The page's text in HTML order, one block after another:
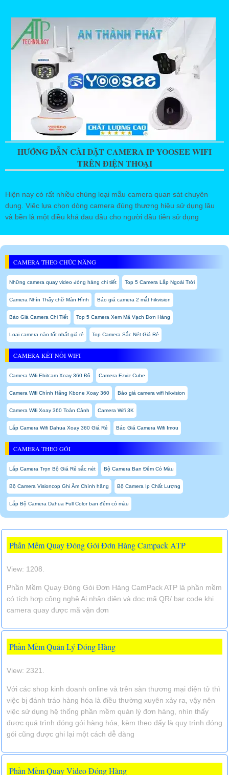
HƯỚNG DẪN CÀI ĐẶT CAMERA IP YOOSEE WIFI
TRÊN ĐIỆN THOẠI
Hiện nay có rất nhiều chủng loại mẫu camera quan sát chuyên
dụng. Viêc lựa chọn dòng camera đúng thương hiệu sử dụng lâu
và bền là một điều khá đau dầu cho người đầu tiên sử dụng
CAMERA THEO CHỨC NĂNG
Những camera quay video đóng hàng chi tiết Top 5 Camera Lắp Ngoài Trời
Camera Nhìn Thấy chữ Màn Hình Báo giá camera 2 mắt hikvision
Báo Giá Camera Chi Tiết Top 5 Camera Xem Mã Vạch Đơn Hàng
Loại camera nào tốt nhất giá rẻ Top Camera Sắc Nét Giá Rẻ
CAMERA KẾT NỐI WIFI
Camera Wifi Ebitcam Xoay 360 Độ Camera Ezviz Cube
Camera Wifi Chính Hãng Kbone Xoay 360 Báo giá camera wifi hikvision
Camera Wifi Xoay 360 Toàn Cảnh Camera Wifi 3K
Lắp Camera Wifi Dahua Xoay 360 Giá Rẻ Báo Giá Camera Wifi Imou
CAMERA THEO GÓI
Lắp Camera Trọn Bộ Giá Rẻ sắc nét Bộ Camera Ban Đêm Có Màu
Bộ Camera Visioncop Ghi Âm Chính hãng Bộ Camera Ip Chất Lượng
Lắp Bộ Camera Dahua Full Color ban đêm có màu
Phần Mềm Quay Đóng Gói Đơn Hàng Campack ATP
View: 1208.
Phần Mềm Quay Đóng Gói Đơn Hàng CamPack ATP là phần mềm
có tích hợp công nghệ Ai nhận diện và dọc mã QR/ bar code khi
camera quay được mã vận đơn
Phần Mềm Quản Lý Đóng Hàng
View: 2321.
Với các shop kinh doanh online và trên sàn thương mại điện tử thì
việc bị đánh tráo hàng hóa là điều thường xuyên xảy ra, vậy nên
việc sử dụng hệ thống phần mềm quản lý đơn hàng, nhìn thấy
được quá trình đóng gói hàng hóa, kèm theo đấy là quy trình đóng
gói cũng được ghi lại một cách dễ dàng
Phần Mềm Quay Video Đóng Hàng